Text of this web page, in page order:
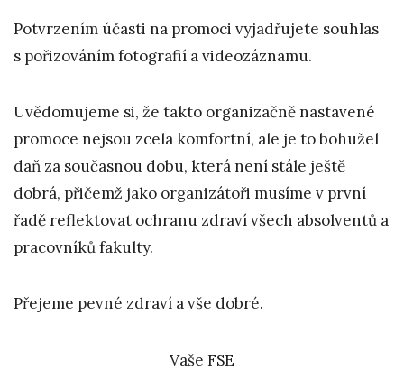
Potvrzením účasti na promoci vyjadřujete souhlas
s pořizováním fotografií a videozáznamu.
Uvědomujeme si, že takto organizačně nastavené
promoce nejsou zcela komfortní, ale je to bohužel
daň za současnou dobu, která není stále ještě
dobrá, přičemž jako organizátoři musíme v první
řadě reflektovat ochranu zdraví všech absolventů a
pracovníků fakulty.
Přejeme pevné zdraví a vše dobré.
Vaše FSE